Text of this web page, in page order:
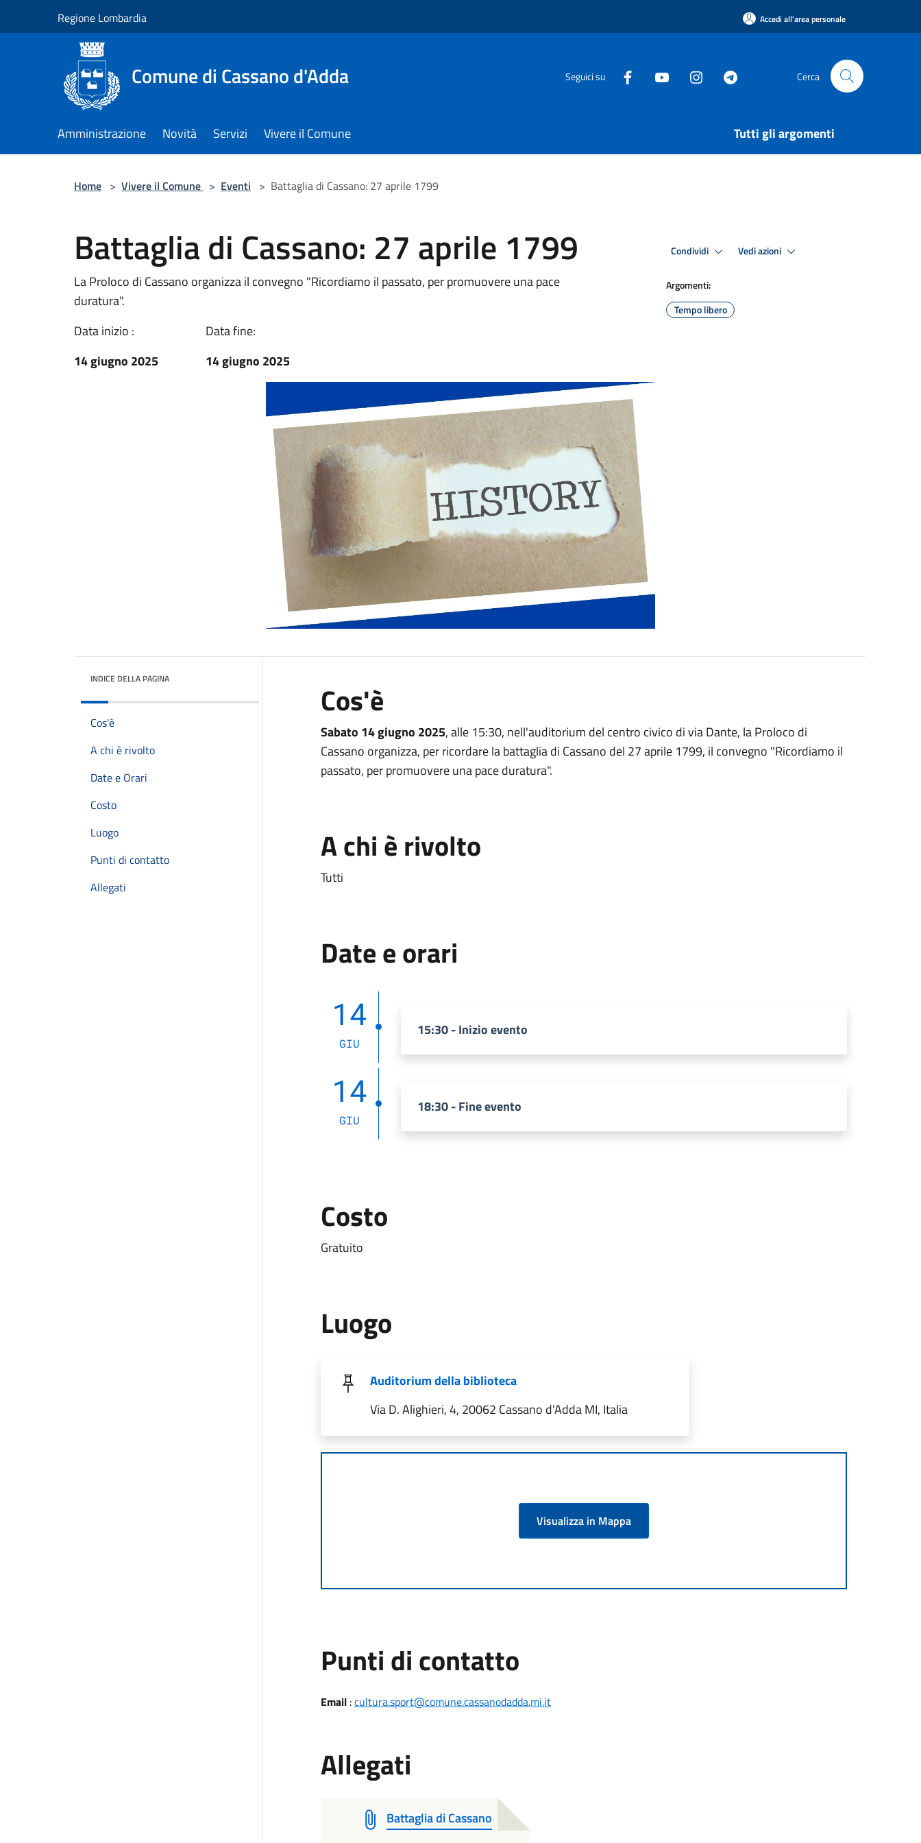
Regione Lombardia Accedi all'area personale
Comune di Cassano d'Adda Seguici su Cerca
Amministrazione Novità Servizi Vivere il Comune Tutti gli argomenti
Home > Vivere il Comune > Eventi > Battaglia di Cassano: 27 aprile 1799
Battaglia di Cassano: 27 aprile 1799
La Proloco di Cassano organizza il convegno "Ricordiamo il passato, per promuovere una pace
duratura".
Data inizio :
14 giugno 2025
Data fine:
14 giugno 2025
Condividi Vedi azioni
Argomenti:
Tempo libero
INDICE DELLA PAGINA
Cos'è
A chi è rivolto
Date e Orari
Costo
Luogo
Punti di contatto
Allegati
Cos'è
Sabato 14 giugno 2025, alle 15:30, nell'auditorium del centro civico di via Dante, la Proloco di
Cassano organizza, per ricordare la battaglia di Cassano del 27 aprile 1799, il convegno "Ricordiamo il
passato, per promuovere una pace duratura".
A chi è rivolto
Tutti
Date e orari
14
GIU
15:30 - Inizio evento
14
GIU
18:30 - Fine evento
Costo
Gratuito
Luogo
Auditorium della biblioteca
Via D. Alighieri, 4, 20062 Cassano d'Adda MI, Italia
Visualizza in Mappa
Punti di contatto
Email:cultura.sport@comune.cassanodadda.mi.it
Allegati
Battaglia di Cassano